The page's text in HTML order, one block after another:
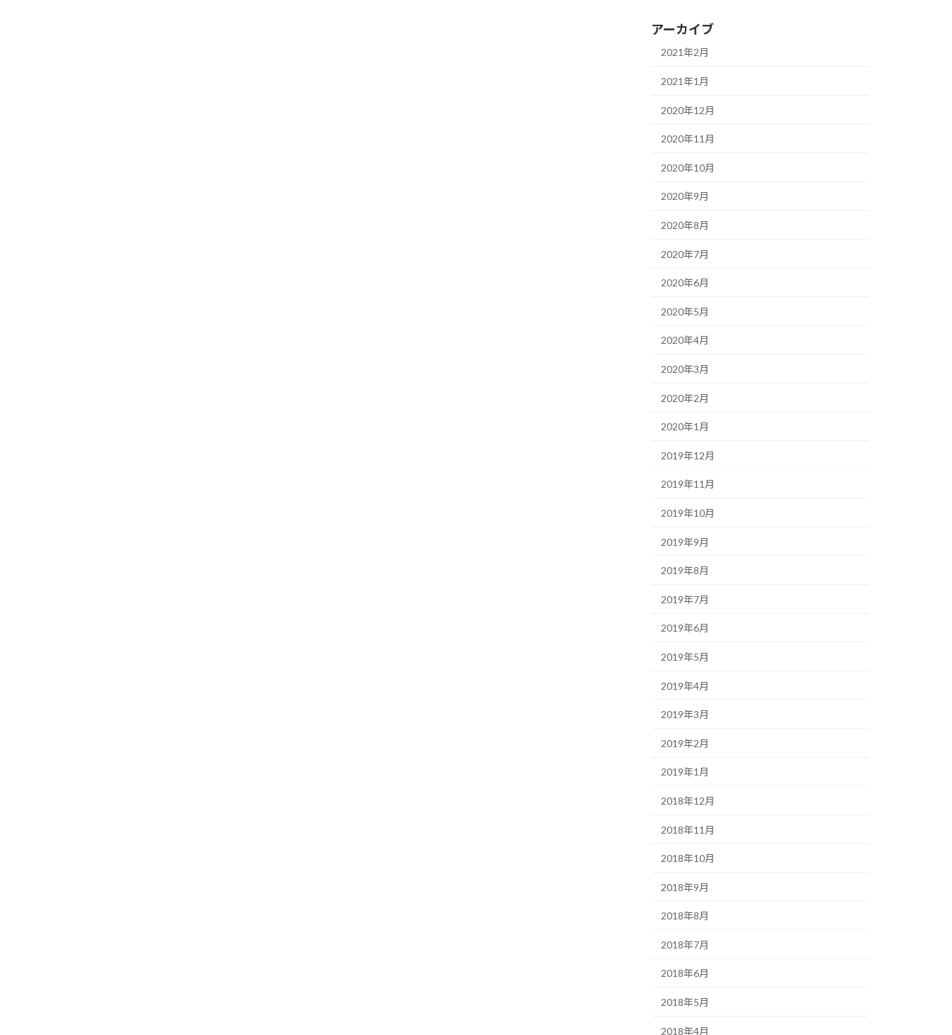
アーカイブ
2021年2月
2021年1月
2020年12月
2020年11月
2020年10月
2020年9月
2020年8月
2020年7月
2020年6月
2020年5月
2020年4月
2020年3月
2020年2月
2020年1月
2019年12月
2019年11月
2019年10月
2019年9月
2019年8月
2019年7月
2019年6月
2019年5月
2019年4月
2019年3月
2019年2月
2019年1月
2018年12月
2018年11月
2018年10月
2018年9月
2018年8月
2018年7月
2018年6月
2018年5月
2018年4月